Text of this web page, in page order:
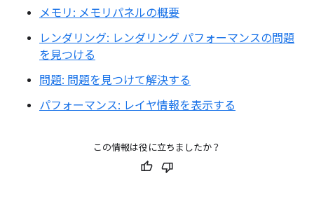
メモリ: メモリパネルの概要
レンダリング: レンダリング パフォーマンスの問題
を見つける
問題: 問題を見つけて解決する
パフォーマンス: レイヤ情報を表示する
この情報は役に立ちましたか？